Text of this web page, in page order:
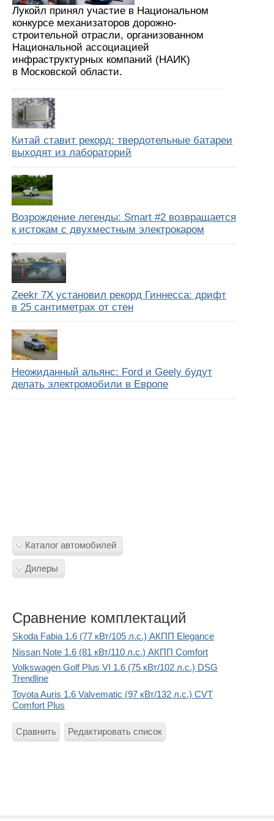
Лукойл принял участие в Национальном
конкурсе механизаторов дорожно-
строительной отрасли, организованном
Национальной ассоциацией
инфраструктурных компаний (НАИК)
в Московской области.
Китай ставит рекорд: твердотельные батареи
выходят из лабораторий
Возрождение легенды: Smart #2 возвращается
к истокам с двухместным электрокаром
Zeekr 7X установил рекорд Гиннесса: дрифт
в 25 сантиметрах от стен
Неожиданный альянс: Ford и Geely будут
делать электромобили в Европе
Каталог автомобилей
Дилеры
Сравнение комплектаций
Skoda Fabia 1.6 (77 кВт/105 л.с.) АКПП Elegance
Nissan Note 1.6 (81 кВт/110 л.с.) АКПП Comfort
Volkswagen Golf Plus VI 1.6 (75 кВт/102 л.с.) DSG
Trendline
Toyota Auris 1.6 Valvematic (97 кВт/132 л.с.) CVT
Comfort Plus
Сравнить Редактировать список